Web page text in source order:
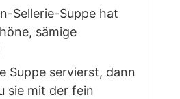
Sellerie-Suppe hat
sämige
Suppe servierst, dann
sie mit der fein